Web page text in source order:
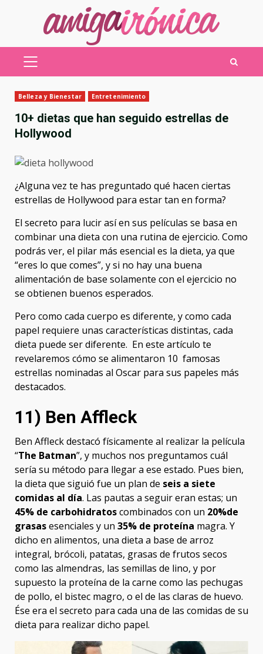
MENÚ
Belleza y Bienestar Entretenimiento
10+ dietas que han seguido estrellas de
Hollywood
¿Alguna vez te has preguntado qué hacen ciertas
estrellas de Hollywood para estar tan en forma?
El secreto para lucir así en sus películas se basa en
combinar una dieta con una rutina de ejercicio. Como
podrás ver, el pilar más esencial es la dieta, ya que
“eres lo que comes”, y si no hay una buena
alimentación de base solamente con el ejercicio no
se obtienen buenos esperados.
Pero como cada cuerpo es diferente, y como cada
papel requiere unas características distintas, cada
dieta puede ser diferente. En este artículo te
revelaremos cómo se alimentaron 10 famosas
estrellas nominadas al Oscar para sus papeles más
destacados.
11) Ben Affleck
Ben Affleck destacó físicamente al realizar la película
“The Batman”, y muchos nos preguntamos cuál
sería su método para llegar a ese estado. Pues bien,
la dieta que siguió fue un plan de seis a siete
comidas al día. Las pautas a seguir eran estas; un
45% de carbohidratoscombinados con un 20%de
grasasesenciales y un 35% de proteína magra. Y
dicho en alimentos, una dieta a base de arroz
integral, brócoli, patatas, grasas de frutos secos
como las almendras, las semillas de lino, y por
supuesto la proteína de la carne como las pechugas
de pollo, el bistec magro, o el de las claras de huevo.
Ése era el secreto para cada una de las comidas de su
dieta para realizar dicho papel.